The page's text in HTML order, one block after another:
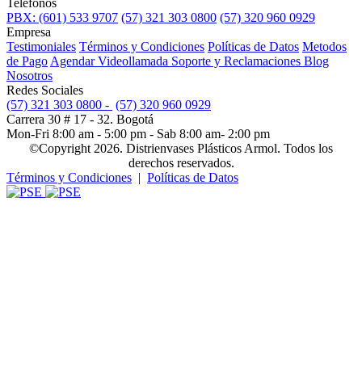
PBX: (601) 533 9707 (57) 321 303 0800 (57) 320 960 0929
Empresa
Testimoniales Términos y Condiciones Políticas de Datos Metodos
de Pago Agendar Videollamada Soporte y Reclamaciones Blog
Nosotros
Redes Sociales
(57) 321 303 0800 - (57) 320 960 0929
Carrera 30 # 17 - 32. Bogotá
Mon-Fri 8:00 am - 5:00 pm - Sab 8:00 am- 2:00 pm
©Copyright 2026. Distrienvases Plásticos Armol. Todos los
derechos reservados.
Términos y Condiciones | Políticas de Datos